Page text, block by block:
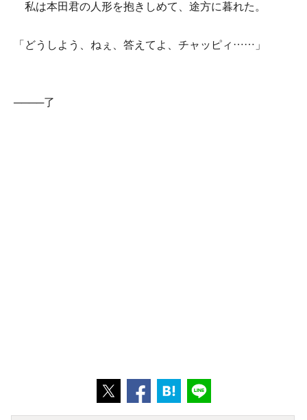
私は本田君の人形を抱きしめて、途方に暮れた。
「どうしよう、ねぇ、答えてよ、チャッピィ……」
────了